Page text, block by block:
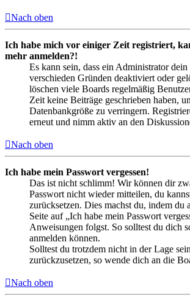
Nach oben
Ich habe mich vor einiger Zeit registriert,
mehr anmelden?!
Es kann sein, dass ein Administrator
verschieden Gründen deaktiviert oder
löschen viele Boards regelmäßig
Zeit keine Beiträge geschrieben haben,
Datenbankgröße zu verringern.
erneut und nimm aktiv an den
Nach oben
Ich habe mein Passwort vergessen!
Das ist nicht schlimm! Wir können dir
Passwort nicht wieder mitteilen, du
zurücksetzen. Dies machst du, indem du
Seite auf „Ich habe mein Passwort
Anweisungen folgst. So solltest du dich
anmelden können.
Solltest du trotzdem nicht in der Lage
zurückzusetzen, so wende dich an die
Nach oben